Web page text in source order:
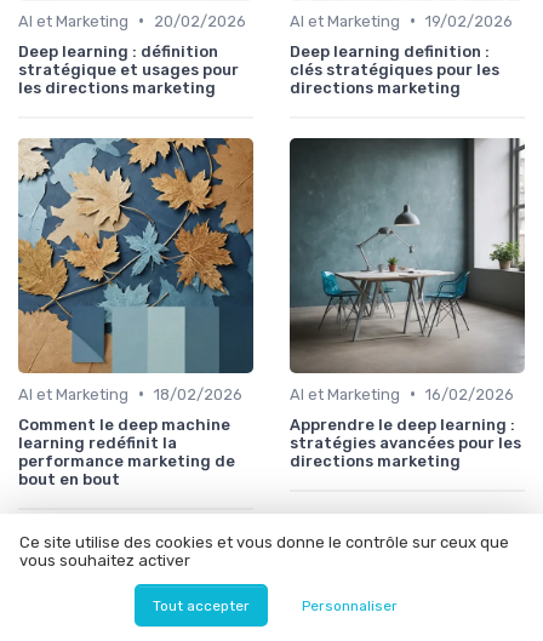
AI et Marketing •
20/02/2026
Deep learning : définition
stratégique et usages pour
les directions marketing
AI et Marketing • 19/02/2026
Deep learning definition :
clés stratégiques pour les
directions marketing
AI et Marketing • 18/02/2026
Comment le deep machine
learning redéfinit la
performance marketing de
bout en bout
AI et Marketing • 16/02/2026
Apprendre le deep learning :
stratégies avancées pour les
directions marketing
Les articles par date
Ce site utilise des cookies et vous donne le contrôle sur ceux que
vous souhaitez activer
Tout accepter Personnaliser